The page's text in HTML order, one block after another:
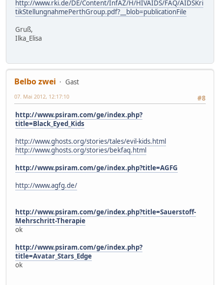
http://www.rki.de/DE/Content/InfAZ/H/HIVAIDS/FAQ/AIDSKri
tikStellungnahmePerthGroup.pdf?__blob=publicationFile
Gruß,
Ilka_Elisa
Belbo zwei
Gast
#8
07. Mai 2012, 12:17:10
http://www.psiram.com/ge/index.php?
title=Black_Eyed_Kids
http://www.ghosts.org/stories/tales/evil-kids.html
http://www.ghosts.org/stories/bekfaq.html
http://www.psiram.com/ge/index.php?title=AGFG
http://www.agfg.de/
http://www.psiram.com/ge/index.php?title=Sauerstoff-
Mehrschritt-Therapie
ok
http://www.psiram.com/ge/index.php?
title=Avatar_Stars_Edge
ok